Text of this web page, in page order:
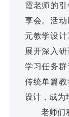
霞老师的
享会。活
元教学设计
展开深入
学习任务
传统单篇
设计，成为
老师们